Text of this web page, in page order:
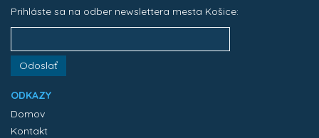
Prihláste sa na odber newslettera mesta Košice:
Odoslať
ODKAZY
Domov
Kontakt